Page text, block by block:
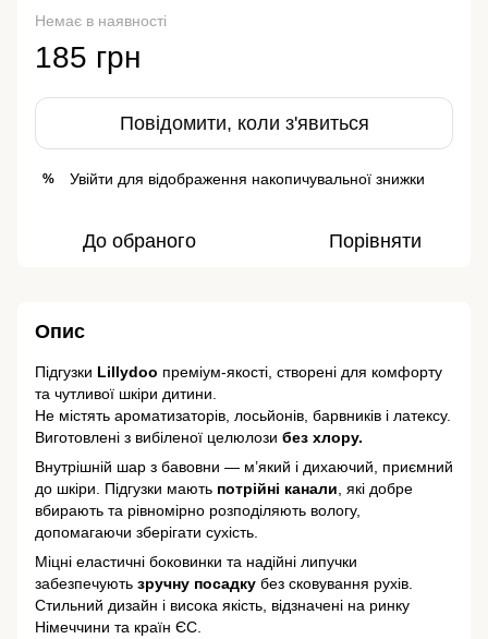
Немає в наявності
185 грн
Повідомити, коли з'явиться
% Увійти для відображення накопичувальної знижки
До обраного Порівняти
Опис
Підгузки Lillydoo преміум-якості, створені для комфорту
та чутливої шкіри дитини.
Не містять ароматизаторів, лосьйонів, барвників і латексу.
Виготовлені з вибіленої целюлози без хлору.
Внутрішній шар з бавовни — м’який і дихаючий, приємний
до шкіри. Підгузки мають потрійні канали , які добре
вбирають та рівномірно розподіляють вологу,
допомагаючи зберігати сухість.
Міцні еластичні боковинки та надійні липучки
забезпечують зручну посадку без сковування рухів.
Стильний дизайн і висока якість, відзначені на ринку
Німеччини та країн ЄС.